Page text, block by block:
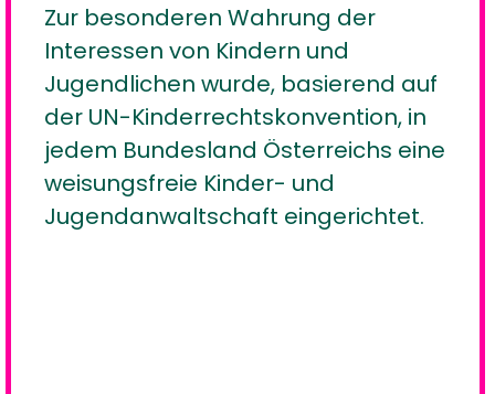
Zur besonderen Wahrung der
Interessen von Kindern und
Jugendlichen wurde, basierend auf
der UN-Kinderrechtskonvention, in
jedem Bundesland Österreichs eine
weisungsfreie Kinder- und
Jugendanwaltschaft eingerichtet.